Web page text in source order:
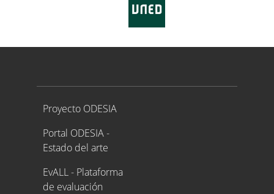
Proyecto ODESIA
Proyecto ODESIA
Portal ODESIA -
Estado del arte
EvALL - Plataforma
de evaluación